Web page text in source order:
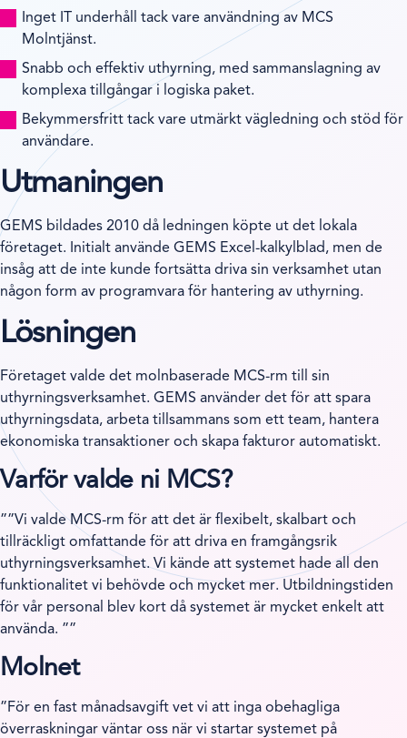
Inget IT underhåll tack vare användning av MCS
Molntjänst.
Snabb och effektiv uthyrning, med sammanslagning av
komplexa tillgångar i logiska paket.
Bekymmersfritt tack vare utmärkt vägledning och stöd för
användare.
Utmaningen
GEMS bildades 2010 då ledningen köpte ut det lokala
företaget. Initialt använde GEMS Excel-kalkylblad, men de
insåg att de inte kunde fortsätta driva sin verksamhet utan
någon form av programvara för hantering av uthyrning.
Lösningen
Företaget valde det molnbaserade MCS-rm till sin
uthyrningsverksamhet. GEMS använder det för att spara
uthyrningsdata, arbeta tillsammans som ett team, hantera
ekonomiska transaktioner och skapa fakturor automatiskt.
Varför valde ni MCS?
” Vi valde MCS-rm för att det är flexibelt, skalbart och
tillräckligt omfattande för att driva en framgångsrik
uthyrningsverksamhet. Vi kände att systemet hade all den
funktionalitet vi behövde och mycket mer. Utbildningstiden
för vår personal blev kort då systemet är mycket enkelt att
använda.
”
Molnet
”För en fast månadsavgift vet vi att inga obehagliga
överraskningar väntar oss när vi startar systemet på